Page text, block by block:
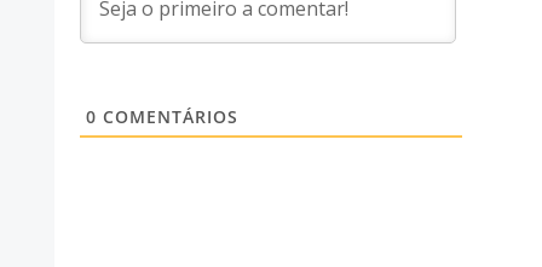
0 COMENTÁRIOS